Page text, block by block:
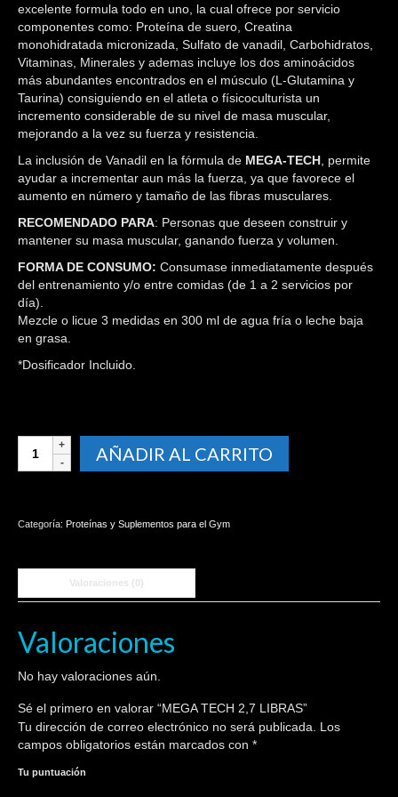
excelente formula todo en uno, la cual ofrece por servicio
componentes como: Proteína de suero, Creatina
monohidratada micronizada, Sulfato de vanadil, Carbohidratos,
Vitaminas, Minerales y ademas incluye los dos aminoácidos
más abundantes encontrados en el músculo (L-Glutamina y
Taurina) consiguiendo en el atleta o físicoculturista un
incremento considerable de su nivel de masa muscular,
mejorando a la vez su fuerza y resistencia.
La inclusión de Vanadil en la fórmula de MEGA-TECH , permite
ayudar a incrementar aun más la fuerza, ya que favorece el
aumento en número y tamaño de las fibras musculares.
RECOMENDADO PARA: Personas que deseen construir y
mantener su masa muscular, ganando fuerza y volumen.
FORMA DE CONSUMO: Consumase inmediatamente después
del entrenamiento y/o entre comidas (de 1 a 2 servicios por
día).
Mezcle o licue 3 medidas en 300 ml de agua fría o leche baja
en grasa.
*Dosificador Incluido.
TECH
AÑADIR AL CARRITO
Categoría: Proteínas y Suplementos para el Gym
Valoraciones (0)
Valoraciones
No hay valoraciones aún.
Sé el primero en valorar “MEGA TECH 2,7 LIBRAS”
Tu dirección de correo electrónico no será publicada.
Los
campos obligatorios están marcados con *
Tu puntuación